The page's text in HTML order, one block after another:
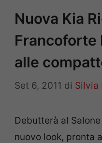
Nuova Kia
Francoforte
alle
Set 6, 2011 di Silvia
Debutterà al
nuovo look, pronta